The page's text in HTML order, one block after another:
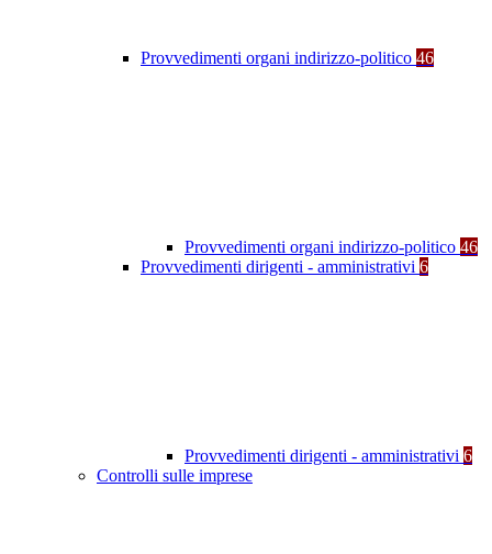
Provvedimenti organi indirizzo-politico 46
Provvedimenti organi indirizzo-politico 46
Provvedimenti dirigenti - amministrativi 6
Provvedimenti dirigenti - amministrativi 6
Controlli sulle imprese